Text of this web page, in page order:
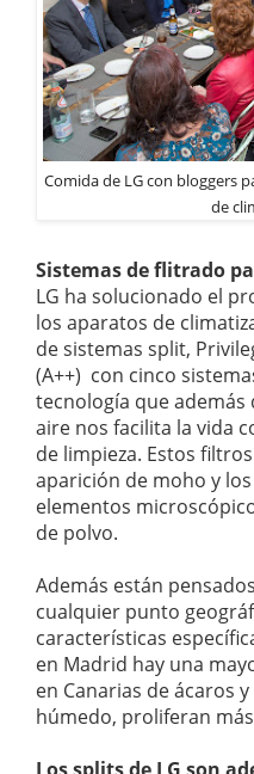
Comida de LG con bloggers
de
Sistemas de flitrado
LG ha solucionado el
los aparatos de
de sistemas split,
(A++) con cinco
tecnología que además
aire nos facilita la vida
de limpieza. Estos
aparición de moho y
elementos
de polvo.
Además están
cualquier punto
características
en Madrid hay una
en Canarias de ácaros
húmedo, proliferan